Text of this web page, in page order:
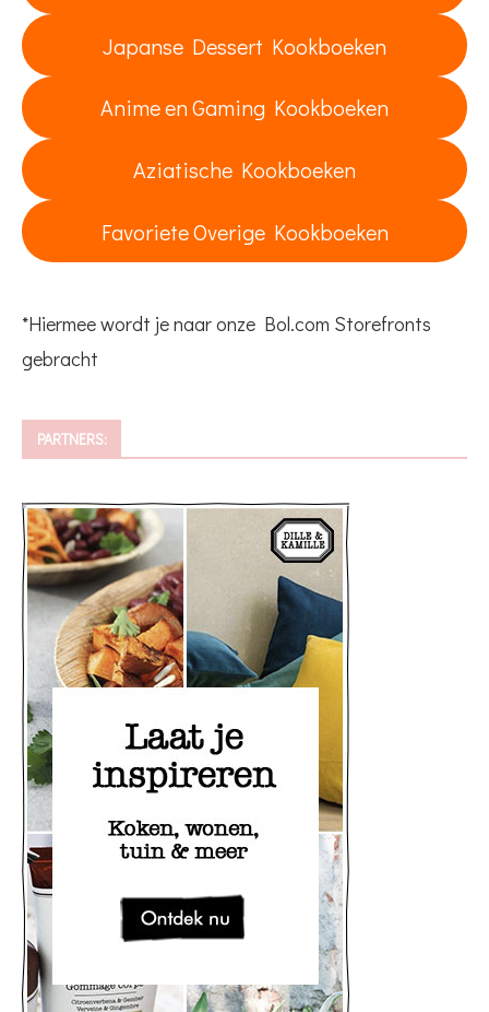
Japanse Dessert Kookboeken
Anime en Gaming Kookboeken
Aziatische Kookboeken
Favoriete Overige Kookboeken
*Hiermee wordt je naar onze Bol.com Storefronts
gebracht
PARTNERS: